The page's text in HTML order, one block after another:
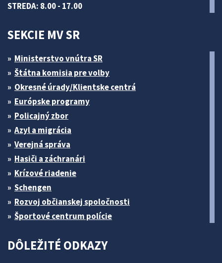
STREDA: 8.00 - 17.00
SEKCIE MV SR
Ministerstvo vnútra SR
Štátna komisia pre volby
Okresné úrady/Klientske centrá
Európske programy
Policajný zbor
Azyl a migrácia
Verejná správa
Hasiči a záchranári
Krízové riadenie
Schengen
Rozvoj občianskej spoločnosti
Športové centrum polície
DÔLEŽITÉ ODKAZY